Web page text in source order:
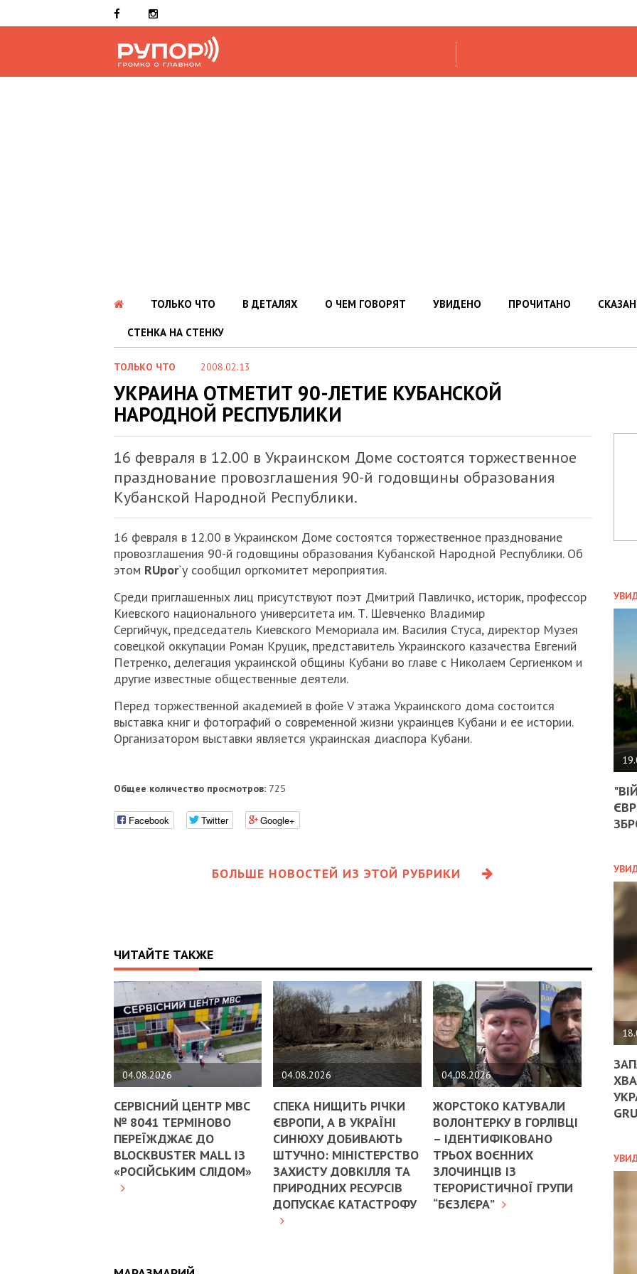
ТОЛЬКО ЧТО В ДЕТАЛЯХ О ЧЕМ ГОВОРЯТ УВИДЕНО ПРОЧИТАНО
СТЕНКА НА СТЕНКУ
ТОЛЬКО ЧТО 2008.02.13
УКРАИНА ОТМЕТИТ 90-ЛЕТИЕ КУБАНСКОЙ
НАРОДНОЙ РЕСПУБЛИКИ
16 февраля в 12.00 в Украинском Доме состоятся торжественное
празднование провозглашения 90-й годовщины образования
Кубанской Народной Республики.
16 февраля в 12.00 в Украинском Доме состоятся торжественное празднование
провозглашения 90-й годовщины образования Кубанской Народной Республики. Об
этом RUpor`у сообщил оргкомитет мероприятия.
Среди приглашенных лиц присутствуют поэт Дмитрий Павличко, историк, профессор
Киевского национального университета им. Т. Шевченко Владимир
Сергийчук, председатель Киевского Мемориала им. Василия Стуса, директор Музея
совецкой оккупации Роман Круцик, представитель Украинского казачества Евгений
Петренко, делегация украинской общины Кубани во главе с Николаем Сергиенком и
другие известные общественные деятели.
Перед торжественной академией в фойе V этажа Украинского дома состоится
выставка книг и фотографий о современной жизни украинцев Кубани и ее истории.
Организатором выставки является украинская диаспора Кубани.
Общее количество просмотров:725
Facebook Twitter Google+
БОЛЬШЕ НОВОСТЕЙ ИЗ ЭТОЙ РУБРИКИ
ЧИТАЙТЕ ТАКЖЕ
04.08.2026
СЕРВІСНИЙ ЦЕНТР МВС
№ 8041 ТЕРМІНОВО
ПЕРЕЇЖДЖАЄ ДО
BLOCKBUSTER MALL ІЗ
«РОСІЙСЬКИМ СЛІДОМ»
04.08.2026
СПЕКА НИЩИТЬ РІЧКИ
ЄВРОПИ, А В УКРАЇНІ
СИНЮХУ ДОБИВАЮТЬ
ШТУЧНО: МІНІСТЕРСТВО
ЗАХИСТУ ДОВКІЛЛЯ ТА
ПРИРОДНИХ РЕСУРСІВ
ДОПУСКАЄ КАТАСТРОФУ
04.08.2026
ЖОРСТОКО КАТУВАЛИ
ВОЛОНТЕРКУ В ГОРЛІВЦІ
– ІДЕНТИФІКОВАНО
ТРЬОХ ВОЄННИХ
ЗЛОЧИНЦІВ ІЗ
ТЕРОРИСТИЧНОЇ ГРУПИ
“БЄЗЛЄРА”
НА
ДО
ЄС
-